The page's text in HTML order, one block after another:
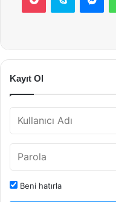
Kayıt Ol
Beni hatırla